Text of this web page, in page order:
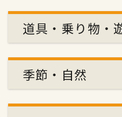
道具・乗り物・
季節・自然